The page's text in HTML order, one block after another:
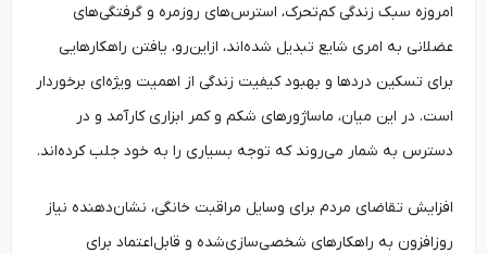
امروزه سبک زندگی کم‌تحرک، استرس‌های روزمره و گرفتگی‌های
عضلانی به امری شایع تبدیل شده‌اند، ازاین‌رو، یافتن راهکارهایی
برای تسکین دردها و بهبود کیفیت زندگی از اهمیت ویژه‌ای برخوردار
است. در این میان، ماساژورهای شکم و کمر ابزاری کارآمد و در
دسترس به شمار می‌روند که توجه بسیاری را به خود جلب کرده‌اند.
افزایش تقاضای مردم برای وسایل مراقبت خانگی، نشان‌دهنده نیاز
روزافزون به راهکارهای شخصی‌سازی‌شده و قابل‌اعتماد برای